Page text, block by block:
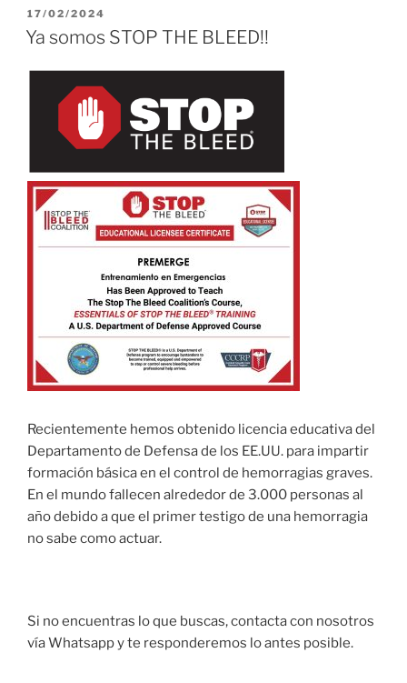
PUBLICADO
EL
17/02/2024
Ya somos STOP THE BLEED!!
Recientemente hemos obtenido licencia educativa del
Departamento de Defensa de los EE.UU. para impartir
formación básica en el control de hemorragias graves.
En el mundo fallecen alrededor de 3.000 personas al
año debido a que el primer testigo de una hemorragia
no sabe como actuar.
Si no encuentras lo que buscas, contacta con nosotros
vía Whatsapp y te responderemos lo antes posible.